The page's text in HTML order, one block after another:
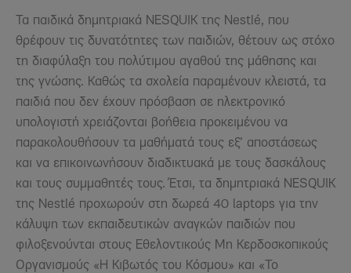
Τα παιδικά δημητριακά NESQUIK της Nestlé, που
θρέφουν τις δυνατότητες των παιδιών, θέτουν ως στόχο
τη διαφύλαξη του πολύτιμου αγαθού της μάθησης και
της γνώσης. Καθώς τα σχολεία παραμένουν κλειστά, τα
παιδιά που δεν έχουν πρόσβαση σε ηλεκτρονικό
υπολογιστή χρειάζονται βοήθεια προκειμένου να
παρακολουθήσουν τα μαθήματά τους εξ’ αποστάσεως
και να επικοινωνήσουν διαδικτυακά με τους δασκάλους
και τους συμμαθητές τους. Έτσι, τα δημητριακά NESQUIK
της Nestlé προχωρούν στη δωρεά 40 laptops για την
κάλυψη των εκπαιδευτικών αναγκών παιδιών που
φιλοξενούνται στους Εθελοντικούς Μη Κερδοσκοπικούς
Οργανισμούς «Η Κιβωτός του Κόσμου» και «Το